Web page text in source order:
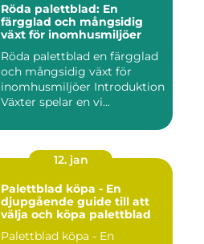
Röda palettblad: En
färgglad och mångsidig
växt för inomhusmiljöer
Röda palettblad en färgglad
och mångsidig växt för
inomhusmiljöer Introduktion
Växter spelar en vi...
12. jan
Palettblad köpa - En
djupgående guide till att
välja och köpa palettblad
Palettblad köpa - En